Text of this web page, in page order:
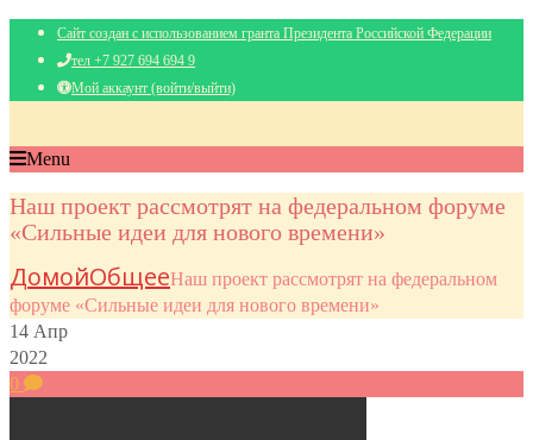
Сайт создан с использованием гранта Президента Российской Федерации
тел +7 927 694 694 9
Мой аккаунт (войти/выйти)
Menu
Наш проект рассмотрят на федеральном форуме
«Сильные идеи для нового времени»
ДомойОбщееНаш проект рассмотрят на федеральном
форуме «Сильные идеи для нового времени»
14 Апр
2022
0